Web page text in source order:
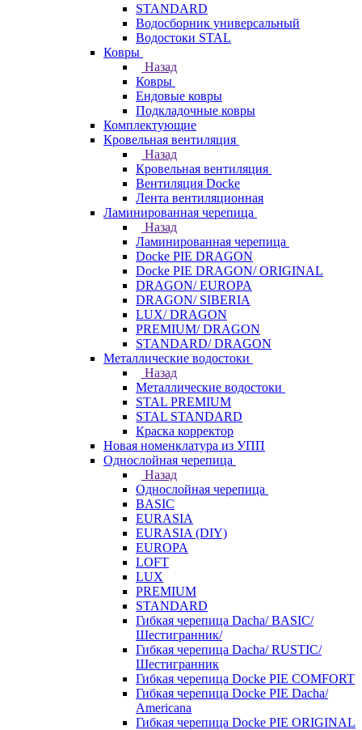
STANDARD
Водосборник универсальный
Водостоки STAL
Ковры
Назад
Ковры
Ендовые ковры
Подкладочные ковры
Комплектующие
Кровельная вентиляция
Назад
Кровельная вентиляция
Вентиляция Docke
Лента вентиляционная
Ламинированная черепица
Назад
Ламинированная черепица
Docke PIE DRAGON
Docke PIE DRAGON/ ORIGINAL
DRAGON/ EUROPA
DRAGON/ SIBERIA
LUX/ DRAGON
PREMIUM/ DRAGON
STANDARD/ DRAGON
Металлические водостоки
Назад
Металлические водостоки
STAL PREMIUM
STAL STANDARD
Краска корректор
Новая номенклатура из УПП
Однослойная черепица
Назад
Однослойная черепица
BASIC
EURASIA
EURASIA (DIY)
EUROPA
LOFT
LUX
PREMIUM
STANDARD
Гибкая черепица Dacha/ BASIC/
Шестигранник/
Гибкая черепица Dacha/ RUSTIC/
Шестигранник
Гибкая черепица Docke PIE COMFORT
Гибкая черепица Docke PIE Dacha/
Americana
Гибкая черепица Docke PIE ОRIGINАL